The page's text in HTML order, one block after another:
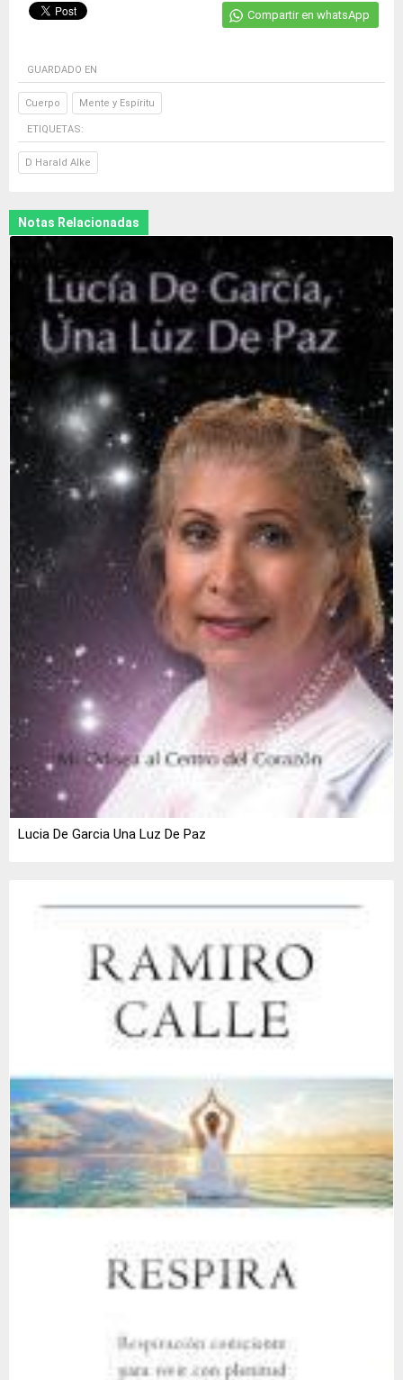
Compartir en whatsApp
GUARDADO EN
Cuerpo Mente y Espíritu
ETIQUETAS:
D Harald Alke
Notas Relacionadas
Lucia De Garcia Una Luz De Paz